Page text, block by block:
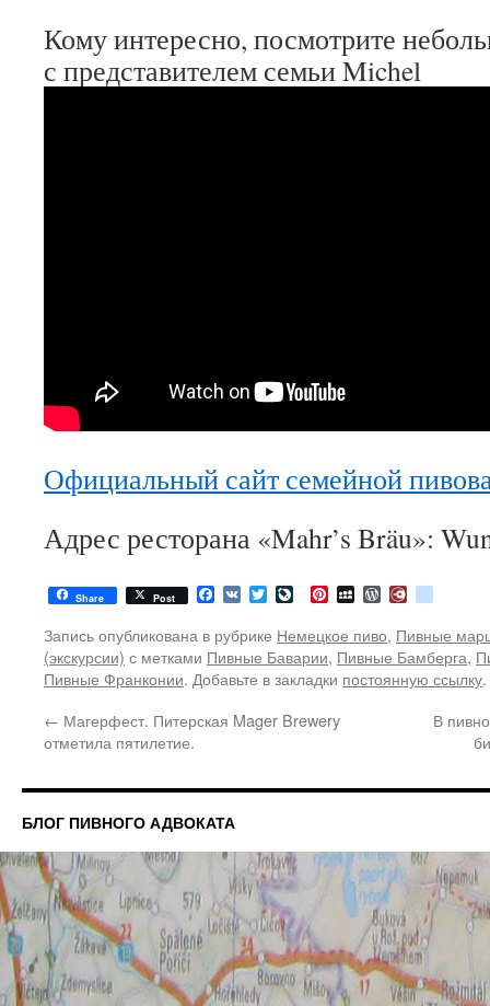
Кому интересно, посмотрите
с представителем семьи Michel
Официальный сайт семейной
Адрес ресторана «Mahr’s Bräu»:
Share Post Facebook
VK TwitterLiveJournal
PinterestMySpaceWordPress
Diary.Ru
Запись опубликована в рубрике Немецкое пиво, Пивные
(экскурсии) с метками Пивные Баварии, Пивные Бамберга,
Пивные Франконии. Добавьте в закладки постоянную ссылку.
← Магерфест. Питерская Mager Brewery
отметила пятилетие.
В
БЛОГ ПИВНОГО АДВОКАТА